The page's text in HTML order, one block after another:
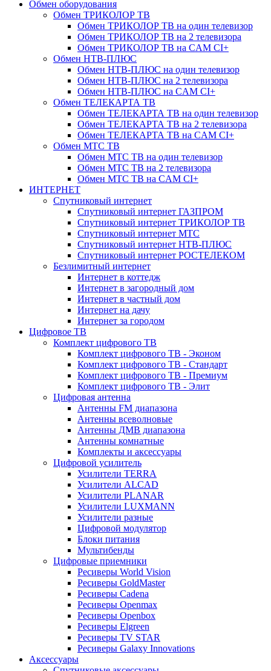
Обмен оборудования
Обмен ТРИКОЛОР ТВ
Обмен ТРИКОЛОР ТВ на один телевизор
Обмен ТРИКОЛОР ТВ на 2 телевизора
Обмен ТРИКОЛОР ТВ на CAM CI+
Обмен НТВ-ПЛЮС
Обмен НТВ-ПЛЮС на один телевизор
Обмен НТВ-ПЛЮС на 2 телевизора
Обмен НТВ-ПЛЮС на CAM CI+
Обмен ТЕЛЕКАРТА ТВ
Обмен ТЕЛЕКАРТА ТВ на один телевизор
Обмен ТЕЛЕКАРТА ТВ на 2 телевизора
Обмен ТЕЛЕКАРТА ТВ на CAM CI+
Обмен МТС ТВ
Обмен МТС ТВ на один телевизор
Обмен МТС ТВ на 2 телевизора
Обмен МТС ТВ на CAM CI+
ИНТЕРНЕТ
Спутниковый интернет
Спутниковый интернет ГАЗПРОМ
Спутниковый интернет ТРИКОЛОР ТВ
Спутниковый интернет МТС
Спутниковый интернет НТВ-ПЛЮС
Спутниковый интернет РОСТЕЛЕКОМ
Безлимитный интернет
Интернет в коттедж
Интернет в загородный дом
Интернет в частный дом
Интернет на дачу
Интернет за городом
Цифровое ТВ
Комплект цифрового ТВ
Комплект цифрового ТВ - Эконом
Комплект цифрового ТВ - Стандарт
Комплект цифрового ТВ - Премиум
Комплект цифрового ТВ - Элит
Цифровая антенна
Антенны FM диапазона
Антенны всеволновые
Антенны ДМВ диапазона
Антенны комнатные
Комплекты и аксессуары
Цифровой усилитель
Усилители TERRA
Усилители ALCAD
Усилители PLANAR
Усилители LUXMANN
Усилители разные
Цифровой модулятор
Блоки питания
Мультибенды
Цифровые приемники
Ресиверы World Vision
Ресиверы GoldMaster
Ресиверы Cadena
Ресиверы Openmax
Ресиверы Openbox
Ресиверы Elgreen
Ресиверы TV STAR
Ресиверы Galaxy Innovations
Аксессуары